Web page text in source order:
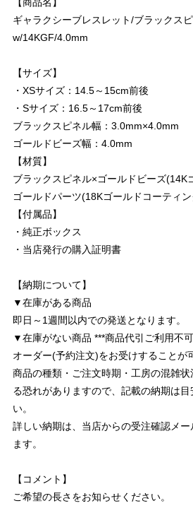
ギャラクシーブレスレット/ブラックス
w/14KGF/4.0mm
【サイズ】
・XSサイズ：14.5～15cm前後
・Sサイズ：16.5～17cm前後
ブラックスピネル幅：3.0mm×4.0mm
ゴールドビーズ幅：4.0mm
【材質】
ブラックスピネル×ゴールドビーズ(14K
ゴールドパーツ(18Kゴールドコーティ
【付属品】
・純正ボックス
・当店発行の購入証明書
【納期について】
▼在庫がある商品
即日～1週間以内での発送となります。
▼在庫がない商品 ***商品代引ご利用不
オーダー(予約注文)をお受けすることが
商品の種類・ご注文時期・工房の混雑
る恐れがありますので、記載の納期は
い。
詳しい納期は、当店からの受注確認メ
ます。
【コメント】
ご希望の長さをお知らせください。